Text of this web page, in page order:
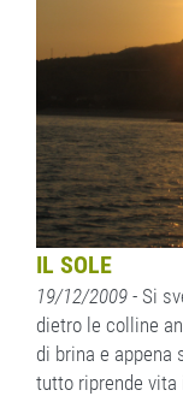
IL SOLE
19/12/2009 - Si
dietro le colline
di brina e appena
tutto riprende vita